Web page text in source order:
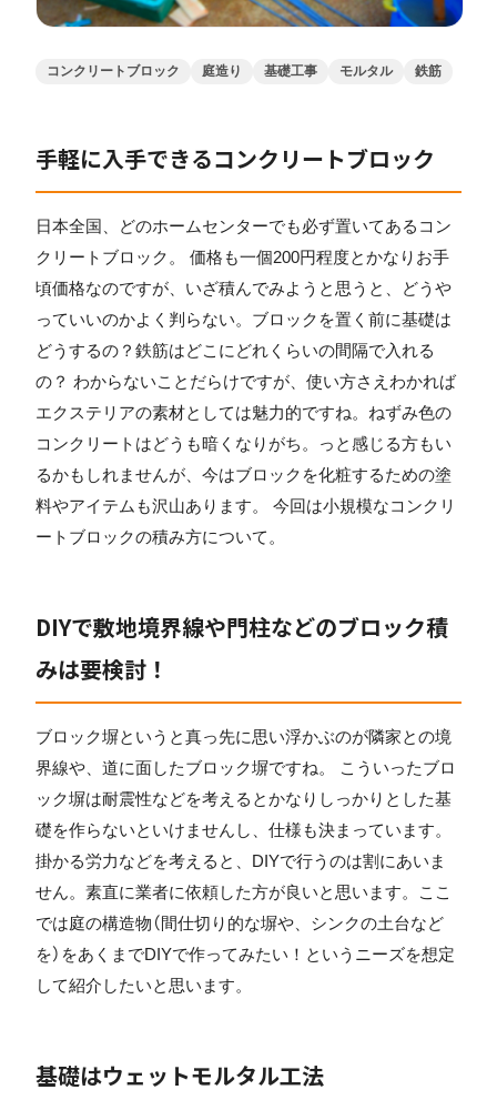
コンクリートブロック 庭造り 基礎工事 モルタル 鉄筋
手軽に入手できるコンクリートブロック
日本全国、どのホームセンターでも必ず置いてあるコン
クリートブロック。 価格も一個200円程度とかなりお手
頃価格なのですが、いざ積んでみようと思うと、どうや
っていいのかよく判らない。ブロックを置く前に基礎は
どうするの？鉄筋はどこにどれくらいの間隔で入れる
の？ わからないことだらけですが、使い方さえわかれば
エクステリアの素材としては魅力的ですね。ねずみ色の
コンクリートはどうも暗くなりがち。っと感じる方もい
るかもしれませんが、今はブロックを化粧するための塗
料やアイテムも沢山あります。 今回は小規模なコンクリ
ートブロックの積み方について。
DIYで敷地境界線や門柱などのブロック積
みは要検討！
ブロック塀というと真っ先に思い浮かぶのが隣家との境
界線や、道に面したブロック塀ですね。 こういったブロ
ック塀は耐震性などを考えるとかなりしっかりとした基
礎を作らないといけませんし、仕様も決まっています。
掛かる労力などを考えると、DIYで行うのは割にあいま
せん。素直に業者に依頼した方が良いと思います。ここ
では庭の構造物（間仕切り的な塀や、シンクの土台など
を）をあくまでDIYで作ってみたい！というニーズを想定
して紹介したいと思います。
基礎はウェットモルタル工法